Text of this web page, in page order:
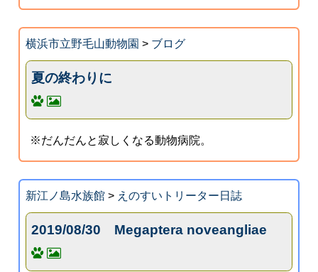
横浜市立野毛山動物園 > ブログ
夏の終わりに
※だんだんと寂しくなる動物病院。
新江ノ島水族館> えのすいトリーター日誌
2019/08/30 Megaptera noveangliae